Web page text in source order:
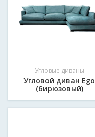
Угловые диваны
Угловой диван Ego
(бирюзовый)